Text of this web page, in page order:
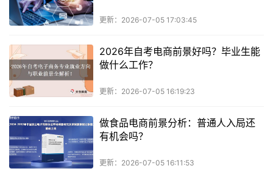
更新：2026-07-05 17:03:45
2026年自考电商前景好吗？毕业生能
做什么工作？
更新：2026-07-05 16:19:23
做食品电商前景分析：普通人入局还
有机会吗？
更新：2026-07-05 16:11:53